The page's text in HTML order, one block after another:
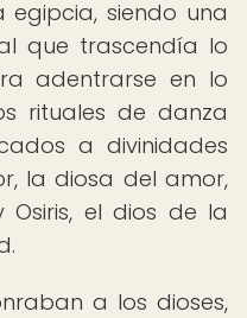
siendo una
que trascendía lo
adentrarse en lo
rituales de danza
a divinidades
la diosa del amor,
el dios de la
a los dioses,